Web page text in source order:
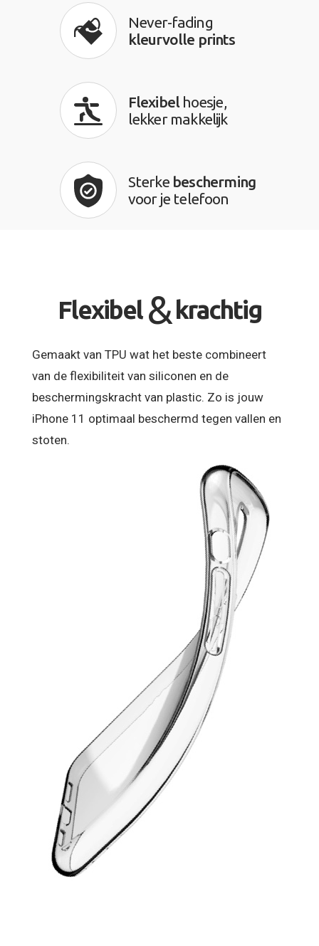
Never-fading
kleurvolle prints
Flexibelhoesje,
lekker makkelijk
Sterke bescherming
voor je telefoon
Flexibel &krachtig
Gemaakt van TPU wat het beste combineert
van de flexibiliteit van siliconen en de
beschermingskracht van plastic. Zo is jouw
iPhone 11 optimaal beschermd tegen vallen en
stoten.